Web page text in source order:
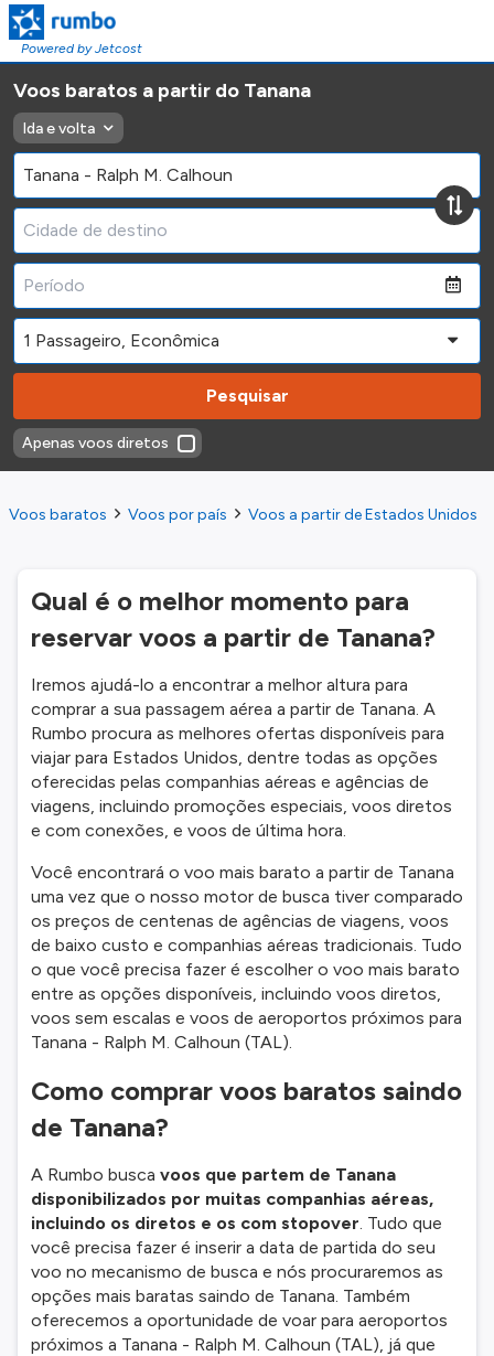
Powered by Jetcost
Voos baratos a partir do Tanana
Ida e volta
Pesquisar
Apenas voos diretos
Voos baratos Voos por país Voos a partir de Estados Unidos
Qual é o melhor momento para
reservar voos a partir de Tanana?
Iremos ajudá-lo a encontrar a melhor altura para
comprar a sua passagem aérea a partir de Tanana. A
Rumbo procura as melhores ofertas disponíveis para
viajar para Estados Unidos, dentre todas as opções
oferecidas pelas companhias aéreas e agências de
viagens, incluindo promoções especiais, voos diretos
e com conexões, e voos de última hora.
Você encontrará o voo mais barato a partir de Tanana
uma vez que o nosso motor de busca tiver comparado
os preços de centenas de agências de viagens, voos
de baixo custo e companhias aéreas tradicionais. Tudo
o que você precisa fazer é escolher o voo mais barato
entre as opções disponíveis, incluindo voos diretos,
voos sem escalas e voos de aeroportos próximos para
Tanana - Ralph M. Calhoun (TAL).
Como comprar voos baratos saindo
de Tanana?
A Rumbo busca voos que partem de Tanana
disponibilizados por muitas companhias aéreas,
incluindo os diretos e os com stopover. Tudo que
você precisa fazer é inserir a data de partida do seu
voo no mecanismo de busca e nós procuraremos as
opções mais baratas saindo de Tanana. Também
oferecemos a oportunidade de voar para aeroportos
próximos a Tanana - Ralph M. Calhoun (TAL), já que